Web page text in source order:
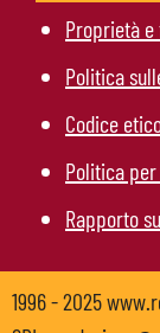
Proprietà
Politica
Codice
Politica
Rapporto
1996 - 2025